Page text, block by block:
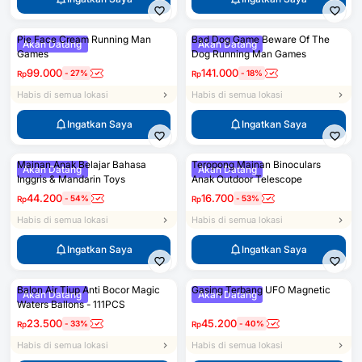
Akan Datang
Pie Face Cream Running Man
Games
Rp99.000 - 27%
Habis di semua lokasi
Ingatkan Saya
Akan Datang
Bad Dog Game Beware Of The
Dog Running Man Games
Rp141.000 - 18%
Habis di semua lokasi
Ingatkan Saya
Akan Datang
Mainan Anak Belajar Bahasa
Inggris & Mandarin Toys
Rp44.200 - 54%
Habis di semua lokasi
Ingatkan Saya
Akan Datang
Teropong Mainan Binoculars
Anak Outdoor Telescope
Rp16.700 - 53%
Habis di semua lokasi
Ingatkan Saya
Akan Datang
Balon Air Tiup Anti Bocor Magic
Waters Ballons - 111PCS
Rp23.500 - 33%
Habis di semua lokasi
Akan Datang
Gasing Terbang UFO Magnetic
Rp45.200 - 40%
Habis di semua lokasi